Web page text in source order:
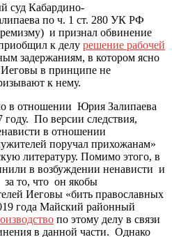
суд Кабардино-
по ч. 1 ст. 280 УК РФ
и признал обвинение
к делу решение рабочей
задержаниям, в котором ясно
Иеговы в принципе не
к нему.
в отношении Юрия Залипаева
По версии следствия,
в отношении
поручал прихожанам»
литературу. Помимо этого, в
в возбуждении ненависти и
то, что он якобы
Иеговы «бить православных
года Майский районный
по этому делу в связи
в данной части. Однако